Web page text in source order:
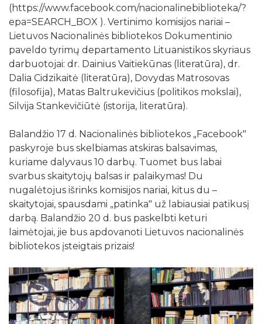
(https://www.facebook.com/nacionalinebiblioteka/?
epa=SEARCH_BOX ). Vertinimo komisijos nariai –
Lietuvos Nacionalinės bibliotekos Dokumentinio
paveldo tyrimų departamento Lituanistikos skyriaus
darbuotojai: dr. Dainius Vaitiekūnas (literatūra), dr.
Dalia Cidzikaitė (literatūra), Dovydas Matrosovas
(filosofija), Matas Baltrukevičius (politikos mokslai),
Silvija Stankevičiūtė (istorija, literatūra).
Balandžio 17 d. Nacionalinės bibliotekos „Facebook"
paskyroje bus skelbiamas atskiras balsavimas,
kuriame dalyvaus 10 darbų. Tuomet bus labai
svarbus skaitytojų balsas ir palaikymas! Du
nugalėtojus išrinks komisijos nariai, kitus du –
skaitytojai, spausdami „patinka" už labiausiai patikusį
darbą. Balandžio 20 d. bus paskelbti keturi
laimėtojai, jie bus apdovanoti Lietuvos nacionalinės
bibliotekos įsteigtais prizais!